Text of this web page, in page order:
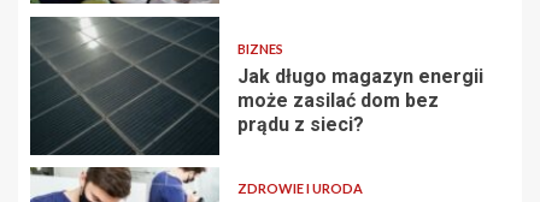
BIZNES
Jak długo magazyn energii
może zasilać dom bez
prądu z sieci?
ZDROWIE I URODA